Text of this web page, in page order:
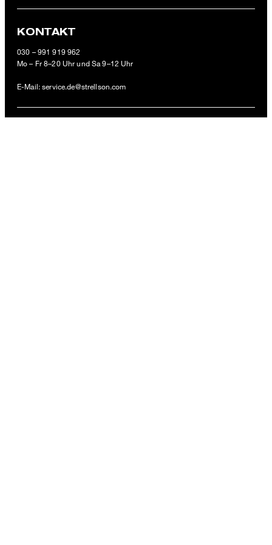
49,95 €
KONTAKT
030 – 991 919 962
Mo – Fr 8–20 Uhr und Sa 9–12 Uhr
E-Mail:service.de@strellson.com